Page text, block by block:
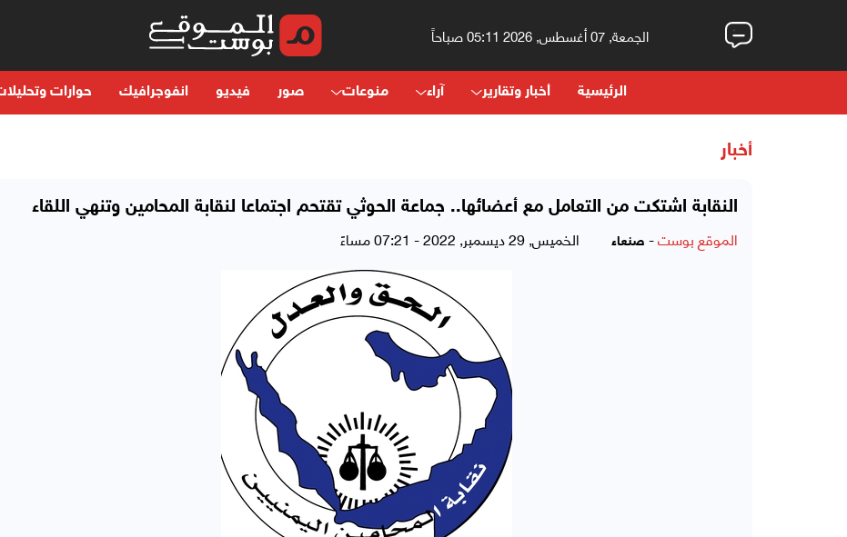
الجمعة, 07 أغسطس, 2026 05:11 صباحاً
الرئيسية أخبار وتقارير آراء منوعات صور فيديو انفوجرافيك حوارات
أخبار
النقابة اشتكت من التعامل مع أعضائها.. جماعة الحوثي تقتحم اجتماعا لنقابة المحامين وتنهي اللقاء
الموقع بوست- صنعاء الخميس, 29 ديسمبر, 2022 - 07:21 مساءً